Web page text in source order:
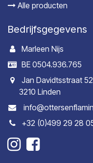
Alle producten
Bedrijfsgegevens
Marleen Nijs
BE 0504.936.765
Jan Davidtsstraat
3210 Linden
+32 (0)499 29 28